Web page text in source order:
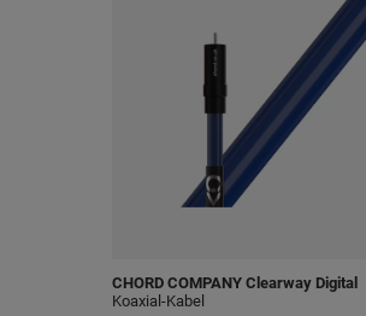
CHORD COMPANY Clearway Digital
Koaxial-Kabel